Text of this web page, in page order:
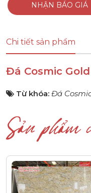
NHẬN BÁO GIÁ
Chi tiết sản phẩm
Đá Cosmic Gold
Từ khóa: Đá
Sản phẩm